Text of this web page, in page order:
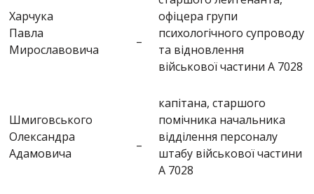
Харчука
Павла
Мирославовича
–
офіцера групи
психологічного супроводу
та відновлення
військової частини А 7028
Шмиговського
Олександра
Адамовича
–
капітана, старшого
помічника начальника
відділення персоналу
штабу військової частини
А 7028